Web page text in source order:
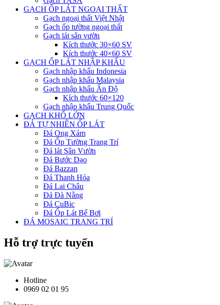
GẠCH ỐP LÁT NGOẠI THẤT
Gạch ngoại thất Việt Nhật
Gạch ốp tường ngoại thất
Gạch lát sân vườn
Kích thước 30×60 SV
Kích thước 40×60 SV
GẠCH ỐP LÁT NHẬP KHẨU
Gạch nhập khẩu Indonesia
Gạch nhập khẩu Malaysia
Gạch nhập khẩu Ấn Độ
Kích thước 60×120
Gạch nhập khẩu Trung Quốc
GẠCH KHỔ LỚN
ĐÁ TỰ NHIÊN ỐP LÁT
Đá Ong Xám
Đá Ốp Tường Trang Trí
Đá lát Sân Vườn
Đá Bước Dạo
Đá Bazzan
Đá Thanh Hóa
Đá Lai Châu
Đá Đà Nẵng
Đá CuBic
Đá Ốp Lát Bể Bơi
ĐÁ MOSAIC TRANG TRÍ
Hỗ trợ trực tuyến
Hotline
0969 02 01 95